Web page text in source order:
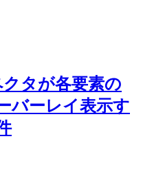
タが各要素の
バーレイ表示す